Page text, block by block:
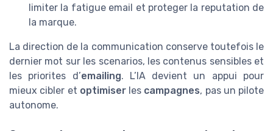
limiter la fatigue email et proteger la reputation de
la marque.
La direction de la communication conserve toutefois le
dernier mot sur les scenarios, les contenus sensibles et
les priorites d’emailing. L’IA devient un appui pour
mieux cibler et optimiserles campagnes, pas un pilote
autonome.